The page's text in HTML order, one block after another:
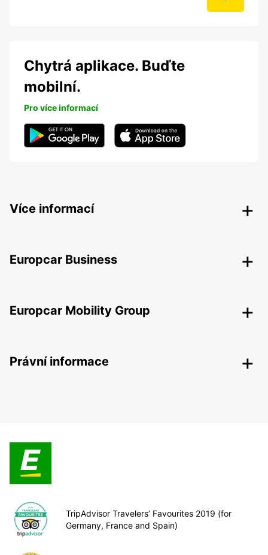
Chytrá aplikace. Buďte
mobilní.
Pro více informací
Více informací
Europcar Business
Europcar Mobility Group
Právní informace
TripAdvisor Travelers’ Favourites 2019 (for
Germany, France and Spain)